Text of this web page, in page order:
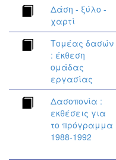
Δάση - ξύλο -
χαρτί
Τομέας δασών
: έκθεση
ομάδας
εργασίας
Δασοπονία :
εκθέσεις για
το πρόγραμμα
1988-1992